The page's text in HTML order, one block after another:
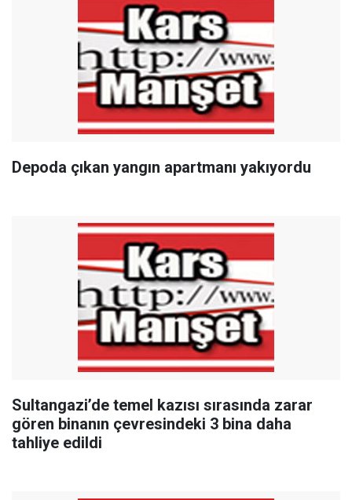
Depoda çıkan yangın apartmanı yakıyordu
Sultangazi’de temel kazısı sırasında zarar
gören binanın çevresindeki 3 bina daha
tahliye edildi